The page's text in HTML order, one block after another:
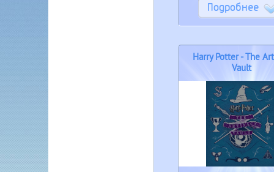
Подробнее
Harry Potter - The
Vault